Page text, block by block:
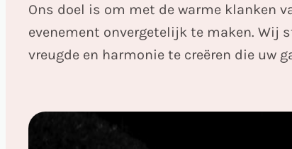
Ons doel is om met de warme klanken
evenement onvergetelijk te maken. Wij
vreugde en harmonie te creëren die uw